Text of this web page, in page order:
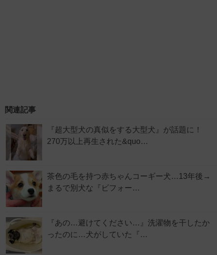
関連記事
『超大型犬の真似をする大型犬』が話題に！
270万以上再生された&quo…
茶色の毛を持つ赤ちゃんコーギー犬…13年後→
まるで別犬な『ビフォー…
『あの…避けてください…』洗濯物を干したか
ったのに…犬がしていた『…